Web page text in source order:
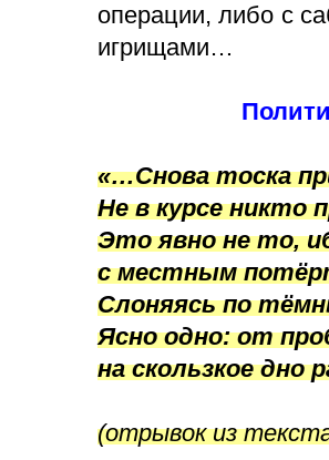
операции, либо с
игрищами…
«…Снова тоска
Не в курсе никто
Это явно не то,
с местным
Слоняясь по
Ясно одно: от
на скользкое
(отрывок из